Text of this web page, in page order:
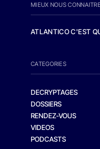
MIEUX NOUS CONNAITRE
ATLANTICO C'EST
CATEGORIES
DECRYPTAGES
DOSSIERS
RENDEZ-VOUS
VIDEOS
PODCASTS